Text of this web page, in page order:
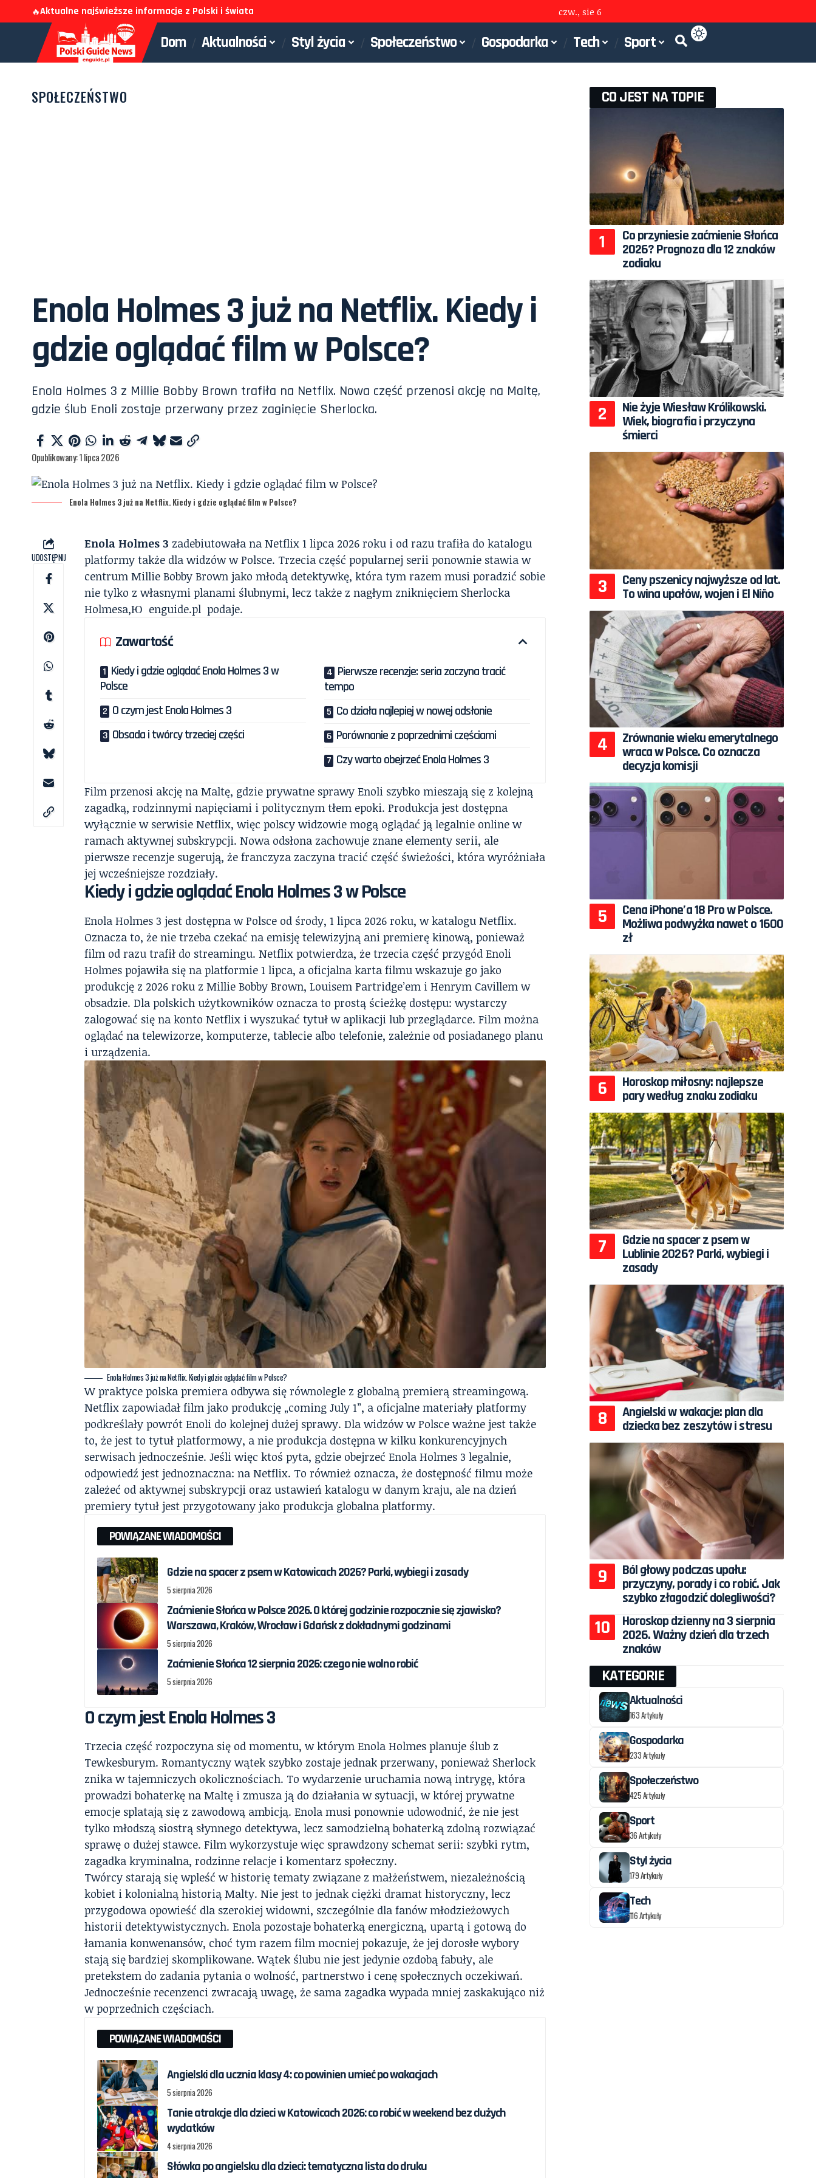
🔥Aktualne najświeższe informacje z Polski i świata czw., sie 6
Dom Aktualności Styl życia Społeczeństwo Gospodarka Tech Sport
SPOŁECZEŃSTWO
Enola Holmes 3 już na Netflix. Kiedy i
gdzie oglądać film w Polsce?
Enola Holmes 3 z Millie Bobby Brown trafiła na Netflix. Nowa część przenosi akcję na Maltę,
gdzie ślub Enoli zostaje przerwany przez zaginięcie Sherlocka.
Opublikowany: 1 lipca 2026
Enola Holmes 3 już na Netflix. Kiedy i gdzie oglądać film w Polsce?
UDOSTĘPNIJ
Enola Holmes 3 zadebiutowała na Netflix 1 lipca 2026 roku i od razu trafiła do katalogu
platformy także dla widzów w Polsce. Trzecia część popularnej serii ponownie stawia w
centrum Millie Bobby Brown jako młodą detektywkę, która tym razem musi poradzić sobie
nie tylko z własnymi planami ślubnymi, lecz także z nagłym zniknięciem Sherlocka
Holmesa,Ю enguide.pl podaje.
Zawartość
Kiedy i gdzie oglądać Enola Holmes 3 w
Polsce
O czym jest Enola Holmes 3
Obsada i twórcy trzeciej części
Pierwsze recenzje: seria zaczyna tracić
tempo
Co działa najlepiej w nowej odsłonie
Porównanie z poprzednimi częściami
Czy warto obejrzeć Enola Holmes 3
Film przenosi akcję na Maltę, gdzie prywatne sprawy Enoli szybko mieszają się z kolejną
zagadką, rodzinnymi napięciami i politycznym tłem epoki. Produkcja jest dostępna
wyłącznie w serwisie Netflix, więc polscy widzowie mogą oglądać ją legalnie online w
ramach aktywnej subskrypcji. Nowa odsłona zachowuje znane elementy serii, ale
pierwsze recenzje sugerują, że franczyza zaczyna tracić część świeżości, która wyróżniała
jej wcześniejsze rozdziały.
Kiedy i gdzie oglądać Enola Holmes 3 w Polsce
Enola Holmes 3 jest dostępna w Polsce od środy, 1 lipca 2026 roku, w katalogu Netflix.
Oznacza to, że nie trzeba czekać na emisję telewizyjną ani premierę kinową, ponieważ
film od razu trafił do streamingu. Netflix potwierdza, że trzecia część przygód Enoli
Holmes pojawiła się na platformie 1 lipca, a oficjalna karta filmu wskazuje go jako
produkcję z 2026 roku z Millie Bobby Brown, Louisem Partridge’em i Henrym Cavillem w
obsadzie. Dla polskich użytkowników oznacza to prostą ścieżkę dostępu: wystarczy
zalogować się na konto Netflix i wyszukać tytuł w aplikacji lub przeglądarce. Film można
oglądać na telewizorze, komputerze, tablecie albo telefonie, zależnie od posiadanego planu
i urządzenia.
Enola Holmes 3 już na Netflix. Kiedy i gdzie oglądać film w Polsce?
W praktyce polska premiera odbywa się równolegle z globalną premierą streamingową.
Netflix zapowiadał film jako produkcję „coming July 1”, a oficjalne materiały platformy
podkreślały powrót Enoli do kolejnej dużej sprawy. Dla widzów w Polsce ważne jest także
to, że jest to tytuł platformowy, a nie produkcja dostępna w kilku konkurencyjnych
serwisach jednocześnie. Jeśli więc ktoś pyta, gdzie obejrzeć Enola Holmes 3 legalnie,
odpowiedź jest jednoznaczna: na Netflix. To również oznacza, że dostępność filmu może
zależeć od aktywnej subskrypcji oraz ustawień katalogu w danym kraju, ale na dzień
premiery tytuł jest przygotowany jako produkcja globalna platformy.
POWIĄZANE WIADOMOŚCI
Gdzie na spacer z psem w Katowicach 2026? Parki, wybiegi i zasady
5 sierpnia 2026
Zaćmienie Słońca w Polsce 2026. O której godzinie rozpocznie się zjawisko?
Warszawa, Kraków, Wrocław i Gdańsk z dokładnymi godzinami
5 sierpnia 2026
Zaćmienie Słońca 12 sierpnia 2026: czego nie wolno robić
5 sierpnia 2026
O czym jest Enola Holmes 3
Trzecia część rozpoczyna się od momentu, w którym Enola Holmes planuje ślub z
Tewkesburym. Romantyczny wątek szybko zostaje jednak przerwany, ponieważ Sherlock
znika w tajemniczych okolicznościach. To wydarzenie uruchamia nową intrygę, która
prowadzi bohaterkę na Maltę i zmusza ją do działania w sytuacji, w której prywatne
emocje splatają się z zawodową ambicją. Enola musi ponownie udowodnić, że nie jest
tylko młodszą siostrą słynnego detektywa, lecz samodzielną bohaterką zdolną rozwiązać
sprawę o dużej stawce. Film wykorzystuje więc sprawdzony schemat serii: szybki rytm,
zagadka kryminalna, rodzinne relacje i komentarz społeczny.
Twórcy starają się wpleść w historię tematy związane z małżeństwem, niezależnością
kobiet i kolonialną historią Malty. Nie jest to jednak ciężki dramat historyczny, lecz
przygodowa opowieść dla szerokiej widowni, szczególnie dla fanów młodzieżowych
historii detektywistycznych. Enola pozostaje bohaterką energiczną, upartą i gotową do
łamania konwenansów, choć tym razem film mocniej pokazuje, że jej dorosłe wybory
stają się bardziej skomplikowane. Wątek ślubu nie jest jedynie ozdobą fabuły, ale
pretekstem do zadania pytania o wolność, partnerstwo i cenę społecznych oczekiwań.
Jednocześnie recenzenci zwracają uwagę, że sama zagadka wypada mniej zaskakująco niż
w poprzednich częściach.
POWIĄZANE WIADOMOŚCI
Angielski dla ucznia klasy 4: co powinien umieć po wakacjach
5 sierpnia 2026
Tanie atrakcje dla dzieci w Katowicach 2026: co robić w weekend bez dużych
wydatków
4 sierpnia 2026
Słówka po angielsku dla dzieci: tematyczna lista do druku
CO JEST NA TOPIE
Co przyniesie zaćmienie Słońca
2026? Prognoza dla 12 znaków
zodiaku
Nie żyje Wiesław Królikowski.
Wiek, biografia i przyczyna
śmierci
Ceny pszenicy najwyższe od lat.
To wina upałów, wojen i El Niño
Zrównanie wieku emerytalnego
wraca w Polsce. Co oznacza
decyzja komisji
Cena iPhone’a 18 Pro w Polsce.
Możliwa podwyżka nawet o 1600
zł
Horoskop miłosny: najlepsze
pary według znaku zodiaku
Gdzie na spacer z psem w
Lublinie 2026? Parki, wybiegi i
zasady
Angielski w wakacje: plan dla
dziecka bez zeszytów i stresu
Ból głowy podczas upału:
przyczyny, porady i co robić. Jak
szybko złagodzić dolegliwości?
Horoskop dzienny na 3 sierpnia
2026. Ważny dzień dla trzech
znaków
KATEGORIE
Aktualności
163 Artykuły
Gospodarka
233 Artykuły
Społeczeństwo
425 Artykuły
Sport
36 Artykuły
Styl życia
179 Artykuły
Tech
116 Artykuły